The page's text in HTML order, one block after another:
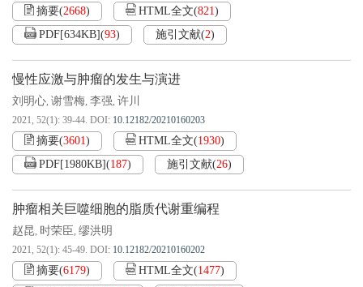
摘要(2668) HTML全文(821)
PDF[634KB](93) 施引文献(2)
慢性应激与肿瘤的发生与演进
刘明心, 谢雪梅, 李强, 许川
2021, 52(1): 39-44. DOI: 10.12182/20210160203
摘要(3601) HTML全文(1930)
PDF[1980KB](187) 施引文献(26)
肿瘤相关巨噬细胞的脂质代谢重编程
赵昆, 时荣臣, 缪洪明
2021, 52(1): 45-49. DOI: 10.12182/20210160202
摘要(6179) HTML全文(1477)